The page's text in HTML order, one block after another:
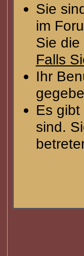
Sie
im
Sie
Falls
Ihr
Es
sind.